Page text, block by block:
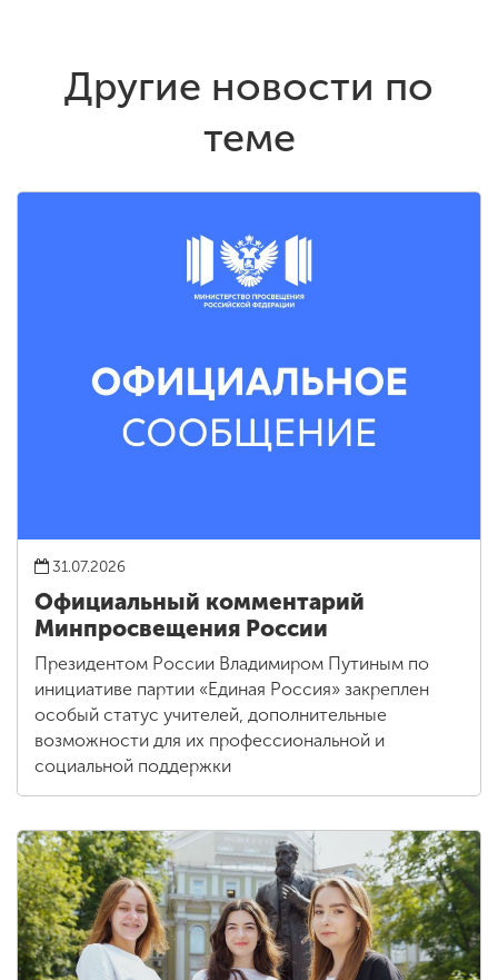
Другие новости по
теме
31.07.2026
Официальный комментарий
Минпросвещения России
Президентом России Владимиром Путиным по
инициативе партии «Единая Россия» закреплен
особый статус учителей, дополнительные
возможности для их профессиональной и
социальной поддержки